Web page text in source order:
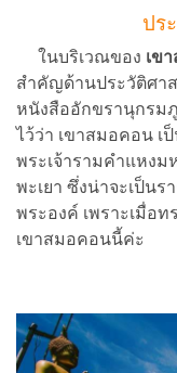
ปร
ในบริเวณของ เข
สำคัญด้านประวัติศา
หนังสืออักขรานุกรม
ไว้ว่า เขาสมอคอน เ
พระเจ้ารามคำแหงม
พะเยา ซึ่งน่าจะเป็น
พระองค์ เพราะเมื่อท
เขาสมอคอนนี้ค่ะ